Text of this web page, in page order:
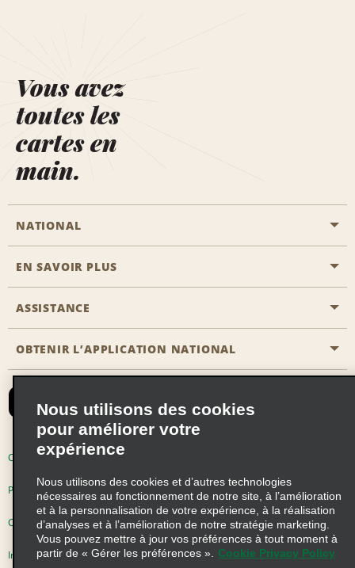
Vous avez
toutes les
cartes en
main.
NATIONAL
Passer une réservation
Solutions pour les professionnels
EN SAVOIR PLUS
Carrière
ASSISTANCE
Accessibilité
Nous contacter
Recevoir des offres par email
OBTENIR L’APPLICATION NATIONAL
Conditions d’utilisation
Politique d’utilisation des cookies
Choix de confidentialité
Information précontractuelle
Nous utilisons des cookies
pour améliorer votre
expérience
Nous utilisons des cookies et d’autres technologies
nécessaires au fonctionnement de notre site, à l’amélioration
et à la personnalisation de votre expérience, à la réalisation
d’analyses et à l’amélioration de notre stratégie marketing.
Vous pouvez mettre à jour vos préférences à tout moment à
partir de « Gérer les préférences ».
Cookie Privacy Policy